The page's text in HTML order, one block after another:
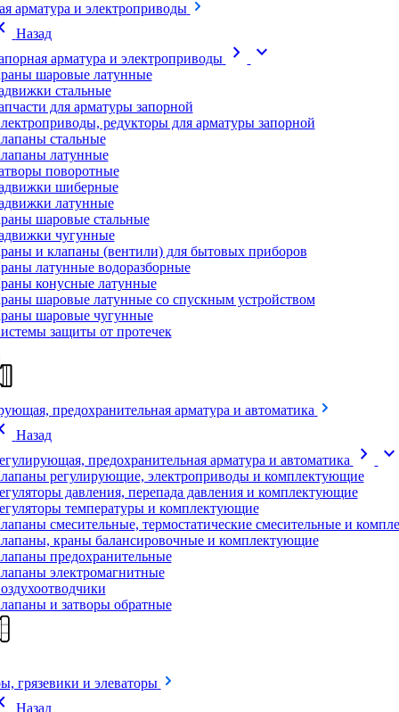
арматура и электроприводы
Назад
арматура и электроприводы
chevron_right expand_more
шаровые латунные
стальные
для арматуры запорной
редукторы для арматуры запорной
стальные
латунные
поворотные
шиберные
латунные
шаровые стальные
чугунные
и клапаны (вентили) для бытовых приборов
латунные водоразборные
конусные латунные
шаровые латунные со спускным устройством
шаровые чугунные
защиты от протечек
предохранительная арматура и автоматика
Назад
предохранительная арматура и автоматика
chevron_right expand_more
регулирующие, электроприводы и комплектующие
давления, перепада давления и комплектующие
температуры и комплектующие
смесительные, термостатические смесительные и
краны балансировочные и комплектующие
предохранительные
электромагнитные
и затворы обратные
грязевики и элеваторы
Назад